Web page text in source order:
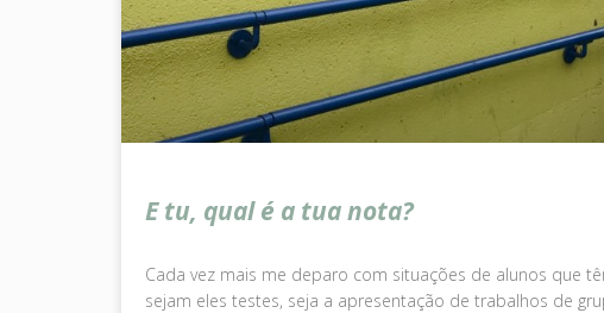
E tu, qual é a tua nota?
Cada vez mais me deparo com situações de alunos que
sejam eles testes, seja a apresentação de trabalhos de